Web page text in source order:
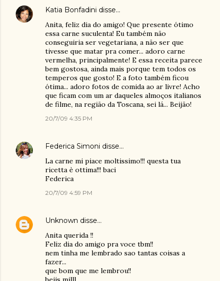
Katia Bonfadini disse…
Anita, feliz dia do amigo! Que presente ótimo
essa carne suculenta! Eu também não
conseguiria ser vegetariana, a não ser que
tivesse que matar pra comer... adoro carne
vermelha, principalmente! E essa receita parece
bem gostosa, ainda mais porque tem todos os
temperos que gosto! E a foto também ficou
ótima... adoro fotos de comida ao ar livre! Acho
que ficam com um ar daqueles almoços italianos
de filme, na região da Toscana, sei lá... Beijão!
20/7/09 4:35 PM
Federica Simoni disse…
La carne mi piace moltissimo!!! questa tua
ricetta è ottima!!! baci
Federica
20/7/09 4:59 PM
Unknown disse…
Anita querida !!
Feliz dia do amigo pra voce tbm!!
nem tinha me lembrado sao tantas coisas a
fazer...
que bom que me lembrou!!